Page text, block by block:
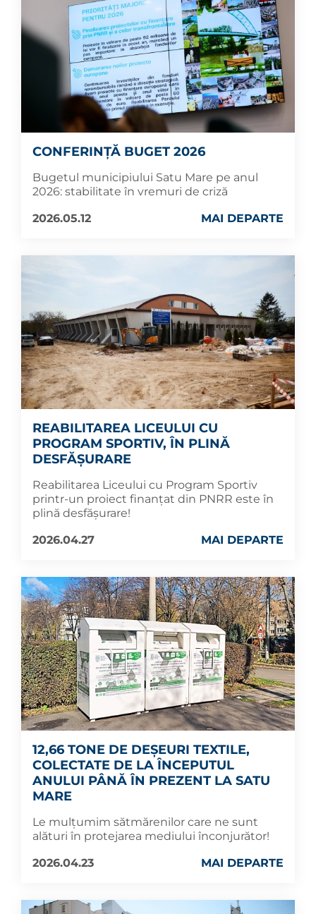
CONFERINȚĂ BUGET 2026
Bugetul municipiului Satu Mare pe anul
2026: stabilitate în vremuri de criză
2026.05.12
MAI DEPARTE
REABILITAREA LICEULUI CU
PROGRAM SPORTIV, ÎN PLINĂ
DESFĂȘURARE
Reabilitarea Liceului cu Program Sportiv
printr-un proiect finanțat din PNRR este în
plină desfășurare!
2026.04.27
MAI DEPARTE
12,66 TONE DE DEȘEURI TEXTILE,
COLECTATE DE LA ÎNCEPUTUL
ANULUI PÂNĂ ÎN PREZENT LA SATU
MARE
Le mulțumim sătmărenilor care ne sunt
alături în protejarea mediului înconjurător!
2026.04.23
MAI DEPARTE